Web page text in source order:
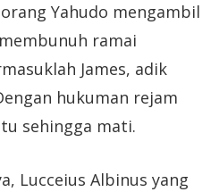
Yahudo mengambil
ramai
James, adik
hukuman rejam
sehingga mati.
Lucceius Albinus yang